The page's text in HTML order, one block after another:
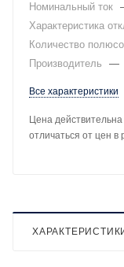
Номинальный ток
Характеристика
Количество
Производитель
—
Все характеристики
Цена
отличаться от цен в